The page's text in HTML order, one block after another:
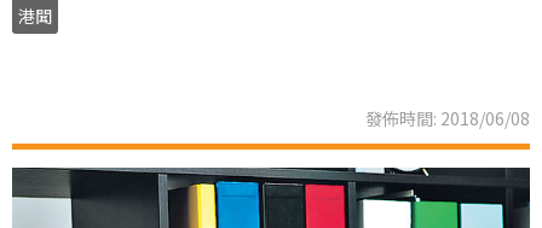
港聞
發佈時間: 2018/06/08